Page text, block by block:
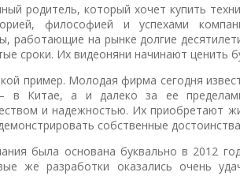
родитель, который хочет купить
философией и успехами
работающие на рынке долгие
сроки. Их видеоняни начинают ценить
пример. Молодая фирма сегодня
в Китае, а и далеко за ее
и надежностью. Их приобретают
собственные
была основана буквально в 2012
же разработки оказались очень